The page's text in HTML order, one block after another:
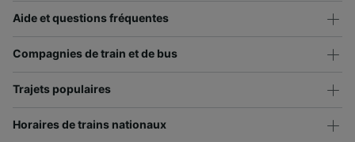
Aide et questions fréquentes
Compagnies de train et de bus
Trajets populaires
Horaires de trains nationaux